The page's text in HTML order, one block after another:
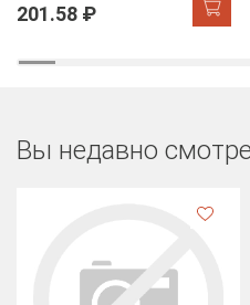
201.58 ₽
Вы недавно